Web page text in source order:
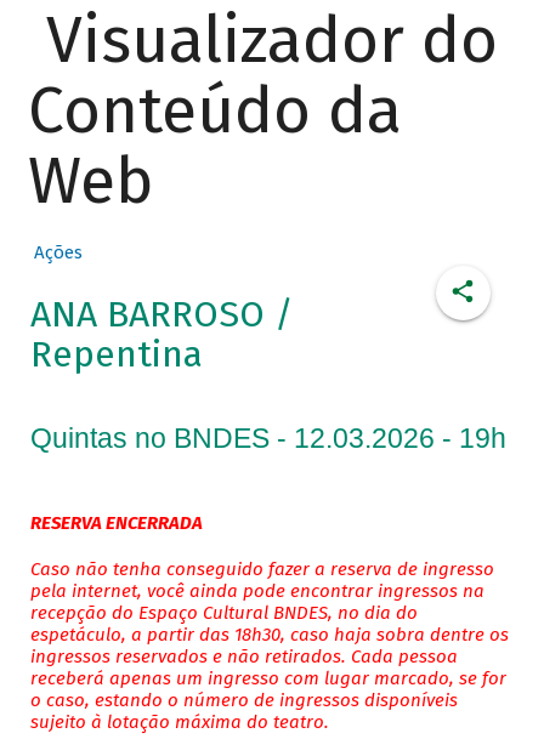
Visualizador do
Conteúdo da
Web
Ações
ANA BARROSO /
Repentina
Quintas no BNDES - 12.03.2026 - 19h
RESERVA ENCERRADA
Caso não tenha conseguido fazer a reserva de ingresso
pela internet, você ainda pode encontrar ingressos na
recepção do Espaço Cultural BNDES, no dia do
espetáculo, a partir das 18h30, caso haja sobra dentre os
ingressos reservados e não retirados. Cada pessoa
receberá apenas um ingresso com lugar marcado, se for
o caso, estando o número de ingressos disponíveis
sujeito à lotação máxima do teatro.